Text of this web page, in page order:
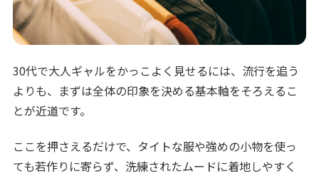
30代で大人ギャルをかっこよく見せるには、流行を追う
よりも、まずは全体の印象を決める基本軸をそろえるこ
とが近道です。
ここを押さえるだけで、タイトな服や強めの小物を使っ
ても若作りに寄らず、洗練されたムードに着地しやすく